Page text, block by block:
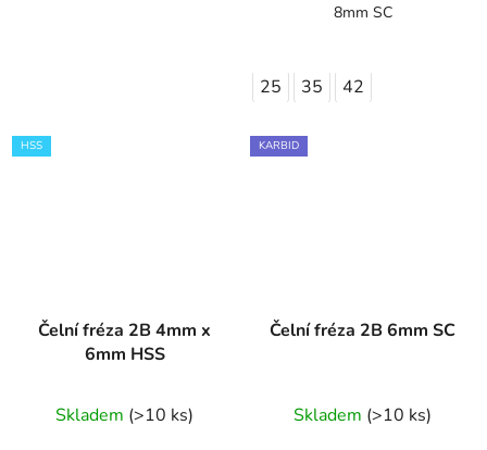
8mm SC
25 35 42
HSS
Čelní fréza 2B 4mm x
6mm HSS
Skladem (>10 ks)
KARBID
Čelní fréza 2B 6mm SC
Skladem (>10 ks)